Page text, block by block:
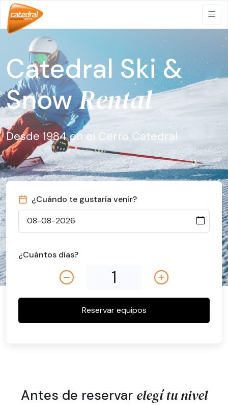
Catedral Ski &
SnowRental
Desde 1984 en el Cerro Catedral
¿Cuándo te gustaría venir?
¿Cuántos días?
Reservar equipos
Antes de reservar elegí tu nivel